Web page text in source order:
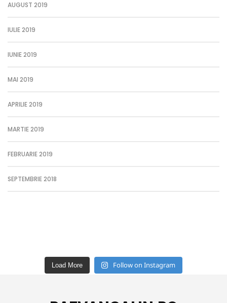
AUGUST 2019
IULIE 2019
IUNIE 2019
MAI 2019
APRILIE 2019
MARTIE 2019
FEBRUARIE 2019
SEPTEMBRIE 2018
Load More Follow on Instagram